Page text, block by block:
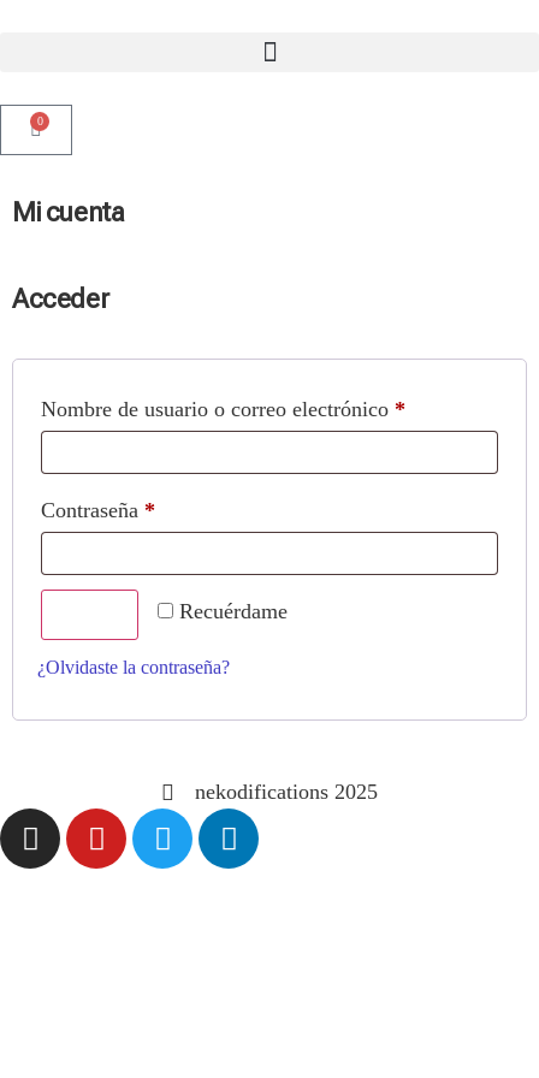
0
Mi cuenta
Acceder
Nombre de usuario o correo electrónico *
Contraseña *
Recuérdame
¿Olvidaste la contraseña?
nekodifications 2025